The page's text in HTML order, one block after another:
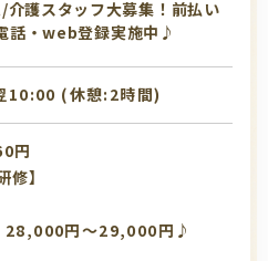
介護スタッフ大募集！前払い
話・web登録実施中♪
10:00 (休憩:2時間)
円
修】
28,000円～29,000円♪